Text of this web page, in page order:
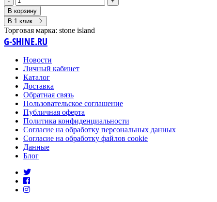
В корзину
В 1 клик
Торговая марка: stone island
G-SHINE.RU
Новости
Личный кабинет
Каталог
Доставка
Обратная связь
Пользовательское соглашение
Публичная оферта
Политика конфиденциальности
Согласие на обработку персональных данных
Согласие на обработку файлов cookie
Данные
Блог